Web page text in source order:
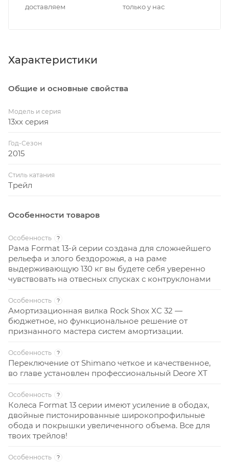
доставляем
только у нас
Характеристики
Общие и основные свойства
Модель и серия
13xx серия
Год-Сезон
2015
Стиль катания
Трейл
Особенности товаров
Особенность ?
Рама Format 13-й серии создана для сложнейшего
рельефа и злого бездорожья, а на раме
выдерживающую 130 кг вы будете себя уверенно
чувствовать на отвесных спусках с контруклонами
Особенность ?
Амортизационная вилка Rock Shox XC 32 —
бюджетное, но функциональное решение от
признанного мастера систем амортизации.
Особенность ?
Переключение от Shimano четкое и качественное,
во главе установлен профессиональный Deore XT
Особенность ?
Колеса Format 13 серии имеют усиление в ободах,
двойные пистонированные широкопрофильные
обода и покрышки увеличенного объема. Все для
твоих трейлов!
Особенность ?